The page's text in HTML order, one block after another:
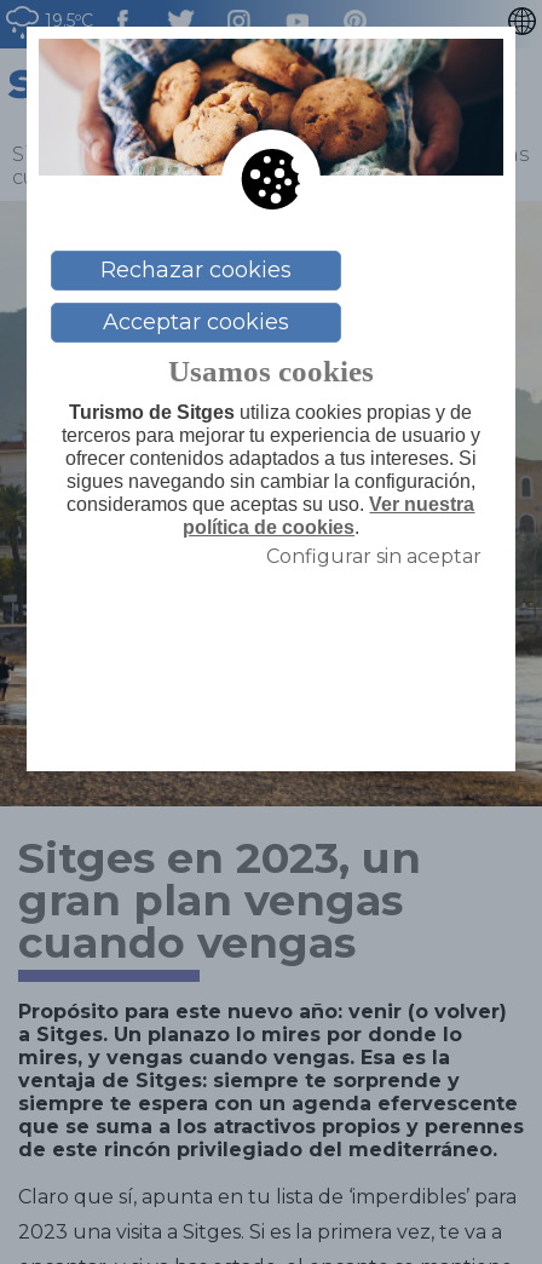
19.5ºC
CATALÀ
ENGLISH
FRANÇAIS
Sitges > Blog > Sitges en 2023, un gran plan vengas
cuando vengas
Sitges en 2023, un
gran plan vengas
cuando vengas
Propósito para este nuevo año: venir (o volver)
a Sitges. Un planazo lo mires por donde lo
mires, y vengas cuando vengas. Esa es la
ventaja de Sitges: siempre te sorprende y
siempre te espera con un agenda efervescente
que se suma a los atractivos propios y perennes
de este rincón privilegiado del mediterráneo.
Claro que sí, apunta en tu lista de ‘imperdibles’ para
2023 una visita a Sitges. Si es la primera vez, te va a
Rechazar cookies
Acceptar cookies
Usamos cookies
Turismo de Sitges utiliza cookies propias y de
terceros para mejorar tu experiencia de usuario y
ofrecer contenidos adaptados a tus intereses. Si
sigues navegando sin cambiar la configuración,
consideramos que aceptas su uso.Ver nuestra
política de cookies.
Configurar sin aceptar